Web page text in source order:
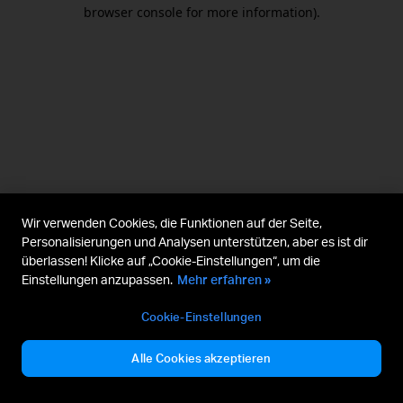
browser console for more information).
Wir verwenden Cookies, die Funktionen auf der Seite,
Personalisierungen und Analysen unterstützen, aber es ist dir
überlassen! Klicke auf „Cookie-Einstellungen“, um die
Einstellungen anzupassen. Mehr erfahren »
Cookie-Einstellungen
Alle Cookies akzeptieren